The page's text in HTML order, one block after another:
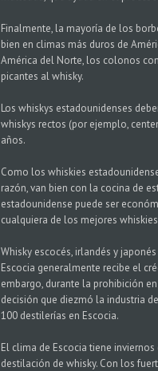
Finalmente, la mayoría de los
bien en climas más duros de
América del Norte, los colonos
picantes al whisky.
Los whiskys estadounidenses
whiskys rectos (por ejemplo,
años.
Como los whiskies
razón, van bien con la cocina de
estadounidense puede ser
cualquiera de los mejores
Whisky escocés, irlandés y japonés
Escocia generalmente recibe el
embargo, durante la prohibición
decisión que diezmó la industria
100 destilerías en Escocia.
El clima de Escocia tiene
destilación de whisky. Con los